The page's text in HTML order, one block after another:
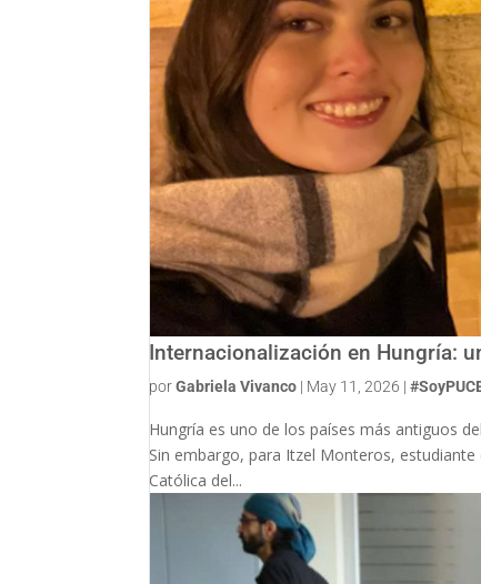
Internacionalización en Hungría:
porGabriela Vivanco | May 11, 2026 |
Hungría es uno de los países más antiguos
Sin embargo, para Itzel Monteros,
Católica del...